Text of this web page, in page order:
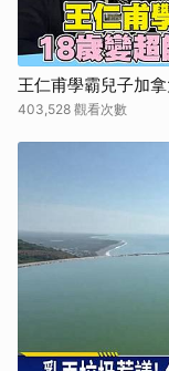
王仁甫學霸兒子加
403,528 觀看次數